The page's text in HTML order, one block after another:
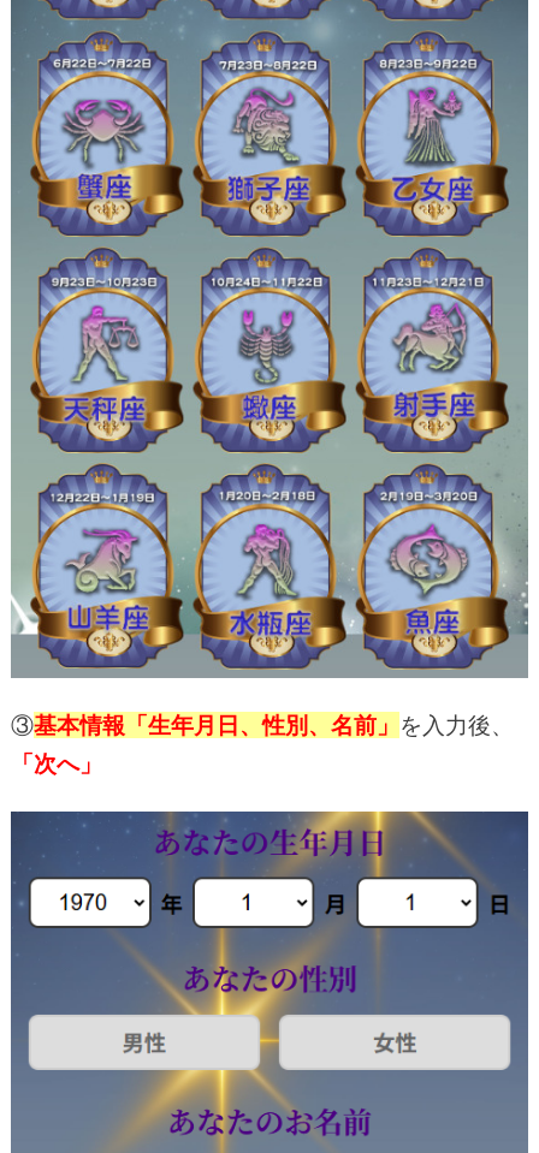
③基本情報「生年月日、性別、名前」 を入力後、
「次へ」